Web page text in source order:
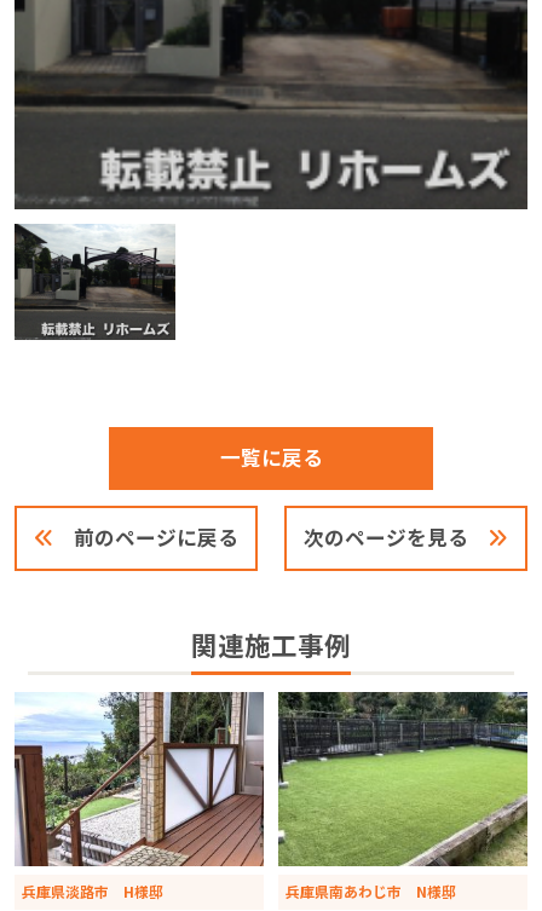
前のページに戻る
一覧に戻る
次のページを見る
関連施工事例
兵庫県淡路市 H様邸 兵庫県南あわじ市 N様邸